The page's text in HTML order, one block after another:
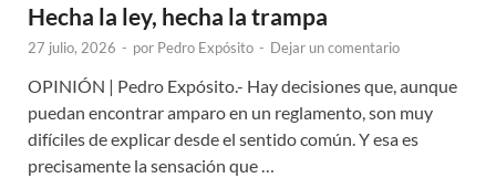
Hecha la ley, hecha la trampa
27 julio, 2026 - por Pedro Expósito - Dejar un comentario
OPINIÓN | Pedro Expósito.- Hay decisiones que, aunque
puedan encontrar amparo en un reglamento, son muy
difíciles de explicar desde el sentido común. Y esa es
precisamente la sensación que …